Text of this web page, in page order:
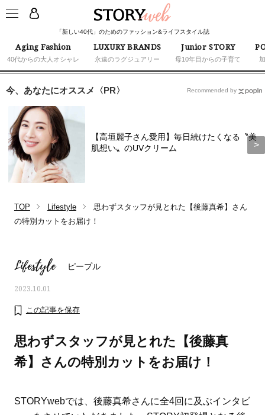
「新しい40代」のためのファッション&ライフスタイル誌
Aging Fashion
40代からの大人オシャレ
LUXURY BRANDS
永遠のラグジュアリー
Junior STORY
母10年目からの子育て
今、あなたにオススメ〈PR〉
【高垣麗子さん愛用】毎日続けたくなる〝美
肌想い〟のUVクリーム
Recommended by
TOP Lifestyle
思わずスタッフが見とれた【後藤真希】さん
の特別カットをお届け！
Lifestyle ピープル
2023.10.01
この記事を保存
思わずスタッフが見とれた【後藤真
希】さんの特別カットをお届け！
STORYwebでは、後藤真希さんに全4回に及ぶインタビ